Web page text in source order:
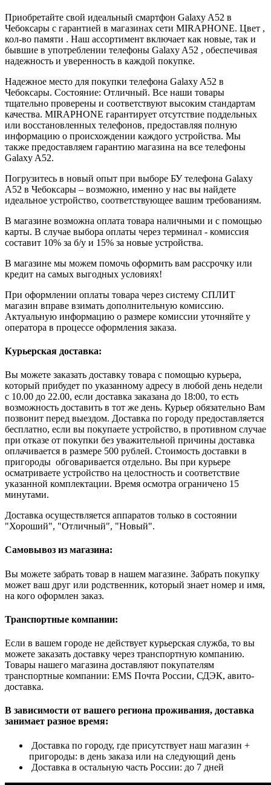
Приобретайте свой идеальный смартфон Galaxy A52 в
Чебоксары с гарантией в магазинах сети MIRAPHONE. Цвет ,
кол-во памяти . Наш ассортимент включает как новые, так и
бывшие в употреблении телефоны Galaxy A52 , обеспечивая
надежность и уверенность в каждой покупке.
Надежное место для покупки телефона Galaxy A52 в
Чебоксары. Состояние: Отличный. Все наши товары
тщательно проверены и соответствуют высоким стандартам
качества. MIRAPHONE гарантирует отсутствие поддельных
или восстановленных телефонов, предоставляя полную
информацию о происхождении каждого устройства. Мы
также предоставляем гарантию магазина на все телефоны
Galaxy A52.
Погрузитесь в новый опыт при выборе БУ телефона Galaxy
A52 в Чебоксары – возможно, именно у нас вы найдете
идеальное устройство, соответствующее вашим требованиям.
В магазине возможна оплата товара наличными и с помощью
карты. В случае выбора оплаты через терминал - комиссия
составит 10% за б/у и 15% за новые устройства.
В магазине мы можем помочь оформить вам рассрочку или
кредит на самых выгодных условиях!
При оформлении оплаты товара через систему СПЛИТ
магазин вправе взимать дополнительную комиссию.
Актуальную информацию о размере комиссии уточняйте у
оператора в процессе оформления заказа.
Курьерская доставка:
Вы можете заказать доставку товара с помощью курьера,
который прибудет по указанному адресу в любой день недели
с 10.00 до 22.00, если доставка заказана до 18:00, то есть
возможность доставить в тот же день. Курьер обязательно Вам
позвонит перед выездом. Доставка по городу предоставляется
бесплатно, если вы покупаете устройство, в противном случае
при отказе от покупки без уважительной причины доставка
оплачивается в размере 500 рублей. Стоимость доставки в
пригороды обговаривается отдельно. Вы при курьере
осматриваете устройство на целостность и соответствие
указанной комплектации. Время осмотра ограничено 15
минутами.
Доставка осуществляется аппаратов только в состоянии
"Хороший", "Отличный", "Новый".
Самовывоз из магазина:
Вы можете забрать товар в нашем магазине. Забрать покупку
может ваш друг или родственник, который знает номер и имя,
на кого оформлен заказ.
Транспортные компании:
Если в вашем городе не действует курьерская служба, то вы
можете заказать доставку через транспортную компанию.
Товары нашего магазина доставляют покупателям
транспортные компании: EMS Почта России, СДЭК, авито-
доставка.
В зависимости от вашего региона проживания, доставка
занимает разное время:
Доставка по городу, где присутствует наш магазин +
пригороды: в день заказа или на следующий день
Доставка в остальную часть России: до 7 дней